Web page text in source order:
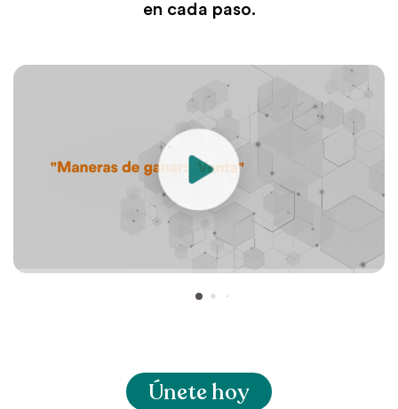
en cada paso.
Únete hoy